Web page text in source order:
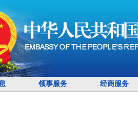
领事服务 经商服务